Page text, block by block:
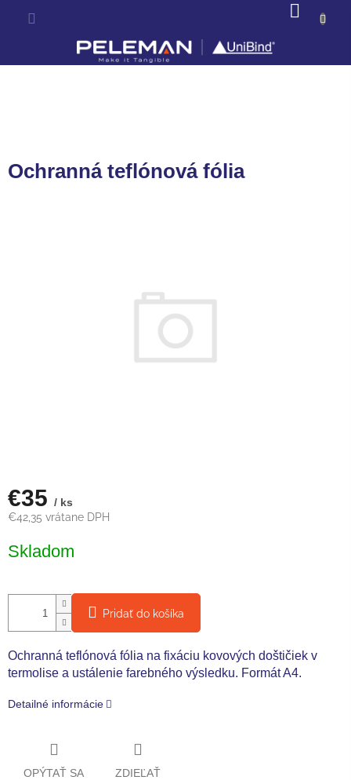
KOŠÍK
Ochranná teflónová fólia
€35 / ks
€42,35 vrátane DPH
cena:
Skladom
Pridať do košíka
Ochranná teflónová fólia na fixáciu kovových doštičiek v
termolise a ustálenie farebného výsledku. Formát A4.
Detailné informácie
OPÝTAŤ SA ZDIEĽAŤ